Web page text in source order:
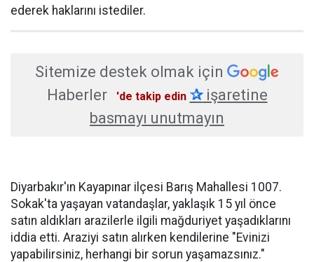
ederek haklarını istediler.
Sitemize destek olmak için
Haberler
'de takip edin ✰işaretine
basmayı unutmayın
Diyarbakır'ın Kayapınar ilçesi Barış Mahallesi 1007.
Sokak'ta yaşayan vatandaşlar, yaklaşık 15 yıl önce
satın aldıkları arazilerle ilgili mağduriyet yaşadıklarını
iddia etti. Araziyi satın alırken kendilerine "Evinizi
yapabilirsiniz, herhangi bir sorun yaşamazsınız."